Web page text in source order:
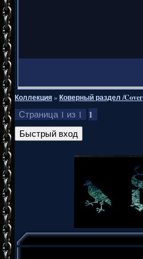
Коллекция»Коверный раздел /Cover
Страница 1 из 1 1